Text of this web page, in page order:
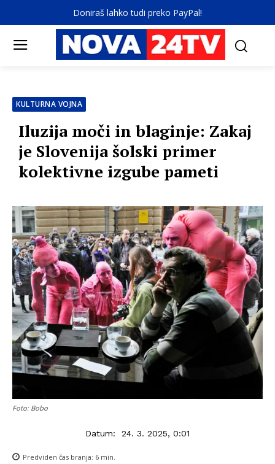
Doniraš lahko tudi preko PayPal!
KULTURNA VOJNA
Iluzija moči in blaginje: Zakaj
je Slovenija šolski primer
kolektivne izgube pameti
Foto: Bobo
Datum: 24. 3. 2025, 0:01
Predviden čas branja: 6 min.